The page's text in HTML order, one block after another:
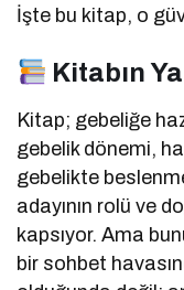
İşte bu kitap, o
Kitabın
Kitap; gebeliğe
gebelik dönemi,
gebelikte
adayının rolü ve
kapsıyor. Ama
bir sohbet